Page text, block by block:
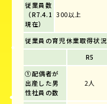
従業員数
（R7.4.1
現在）
300以上
従業員の育児休業取得状況
R5
①配偶者が
出産した男
性社員の数
2人